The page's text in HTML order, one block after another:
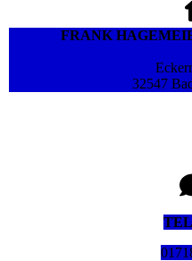
FRANK
32547